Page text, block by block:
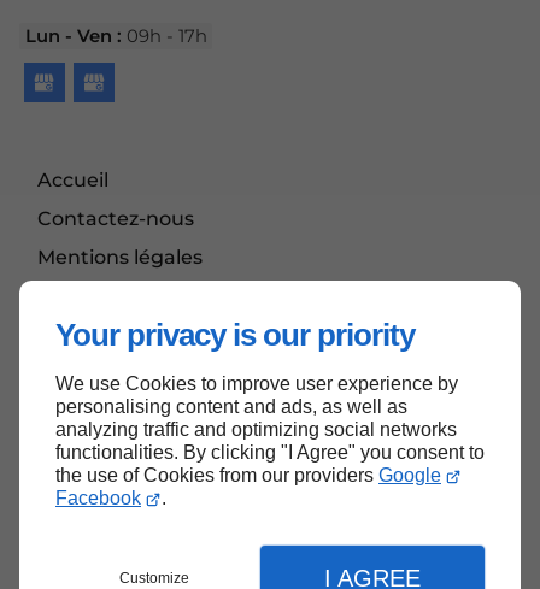
Your privacy is our priority
We use Cookies to improve user experience by
personalising content and ads, as well as
analyzing traffic and optimizing social networks
functionalities. By clicking "I Agree" you consent to
the use of Cookies from our providers Google
Facebook
.
Customize I AGREE
Lun - Ven : 09h - 17h
Accueil
Contactez-nous
Mentions légales
Haut de page